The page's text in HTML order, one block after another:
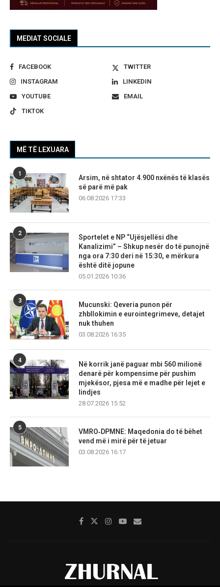
MEDIAT SOCIALE
FACEBOOK
TWITTER
INSTAGRAM
LINKEDIN
YOUTUBE
EMAIL
TIKTOK
MË TË LEXUARA
1
Arsim, në shtator 4.900 nxënës të klasës
së parë më pak
06.08.2026 17:33
2
Sportelet e NP “Ujësjellësi dhe
Kanalizimi” – Shkup nesër do të punojnë
nga ora 7:30 deri në 15:30, e mërkura
është ditë jopune
05.01.2026 10:36
3
Mucunski: Qeveria punon për
zhbllokimin e eurointegrimeve, detajet
nuk thuhen
03.08.2026 16:35
4
Në korrik janë paguar mbi 560 milionë
denarë për kompensime për pushim
mjekësor, pjesa më e madhe për lejet e
lindjes
28.07.2026 15:52
5
VMRO‑DPMNE: Maqedonia do të bëhet
vend më i mirë për të jetuar
03.08.2026 16:17